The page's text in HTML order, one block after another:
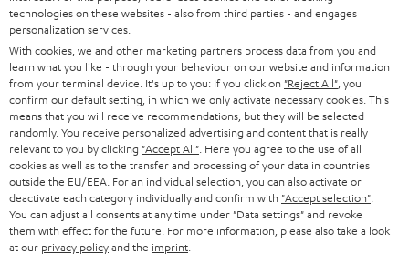
d
u
n
g
SOUNDBARS
STEREO
SMART HOME
BLUETOOTH-LAUTSPRECHER
KOPFHÖRER
BLUETOOTH-KOPFHÖRER
SUPPORT
KARRIERE
PRESSE & MARKETING
GESCHÄFTSKUNDEN
PARTNERPROGRAMM
BLOG
NEWSLETTER
Teufel Onlineshops
DEUTSCHLAND
ÖSTERREICH
SCHWEIZ
NIEDERLANDE
BELGIEN
technologies on these websites - also from third parties - and engages
personalization services.
With cookies, we and other marketing partners process data from you and
learn what you like - through your behaviour on our website and information
from your terminal device. It's up to you: If you click on "Reject All" , you
confirm our default setting, in which we only activate necessary cookies. This
means that you will receive recommendations, but they will be selected
randomly. You receive personalized advertising and content that is really
relevant to you by clicking "Accept All" . Here you agree to the use of all
cookies as well as to the transfer and processing of your data in countries
outside the EU/EEA. For an individual selection, you can also activate or
deactivate each category individually and confirm with "Accept selection"
You can adjust all consents at any time under "Data settings" and revoke
them with effect for the future. For more information, please also take a look
at our privacy policyand the imprint